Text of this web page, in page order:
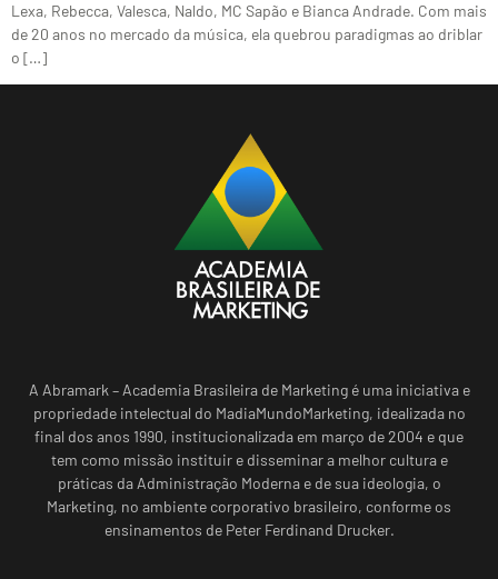
Lexa, Rebecca, Valesca, Naldo, MC Sapão e Bianca Andrade. Com mais
de 20 anos no mercado da música, ela quebrou paradigmas ao driblar
o […]
A Abramark – Academia Brasileira de Marketing é uma iniciativa e
propriedade intelectual do MadiaMundoMarketing, idealizada no
final dos anos 1990, institucionalizada em março de 2004 e que
tem como missão instituir e disseminar a melhor cultura e
práticas da Administração Moderna e de sua ideologia, o
Marketing, no ambiente corporativo brasileiro, conforme os
ensinamentos de Peter Ferdinand Drucker.